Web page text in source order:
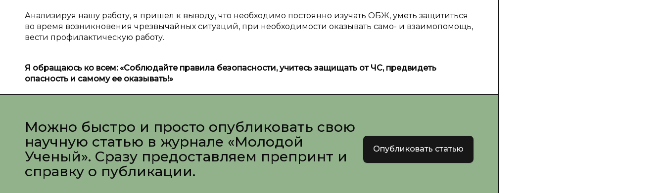
Анализируя нашу работу, я пришел к выводу, что необходимо постоянно изучать ОБЖ, уметь защититься
во время возникновения чрезвычайных ситуаций, при необходимости оказывать само- и взаимопомощь,
вести профилактическую работу.
Я обращаюсь ко всем: «Соблюдайте правила безопасности, учитесь защищать от ЧС, предвидеть
опасность и самому ее оказывать!»
Можно быстро и просто опубликовать свою
научную статью в журнале «Молодой
Ученый». Сразу предоставляем препринт и
справку о публикации.
Опубликовать статью